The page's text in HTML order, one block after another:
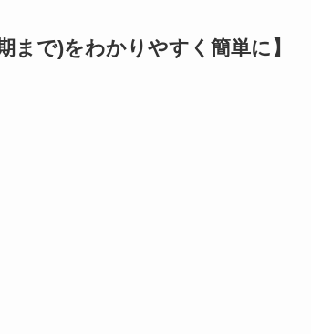
まで)をわかりやすく簡単に】